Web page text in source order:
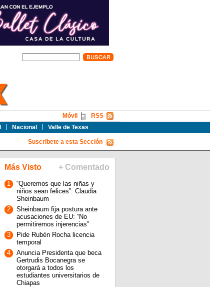
Nacional Valle de Texas
RSS
Móvil
Suscribete a esta Sección
Más Visto + Comentado
1
“Queremos que las niñas y
niños sean felices”: Claudia
Sheinbaum
2
Sheinbaum fija postura ante
acusaciones de EU: “No
permitiremos injerencias”
3
Pide Rubén Rocha licencia
temporal
4
Anuncia Presidenta que beca
Gertrudis Bocanegra se
otorgará a todos los
estudiantes universitarios de
Chiapas